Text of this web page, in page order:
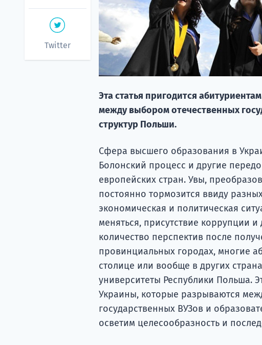
Twitter
Эта статья пригодится
между выбором отечественных
структур Польши.
Сфера высшего образования в
Болонский процесс и другие
европейских стран. Увы,
постоянно тормозится ввиду
экономическая и политическая
меняться, присутствие коррупции
количество перспектив после
провинциальных городах, многие
столице или вообще в других
университеты Республики Польша.
Украины, которые разрываются
государственных ВУЗов и
осветим целесообразность и